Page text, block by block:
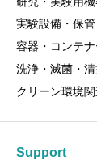
実験設備・保管
容器・コンテナ
洗浄・滅菌・
クリーン環境
Support